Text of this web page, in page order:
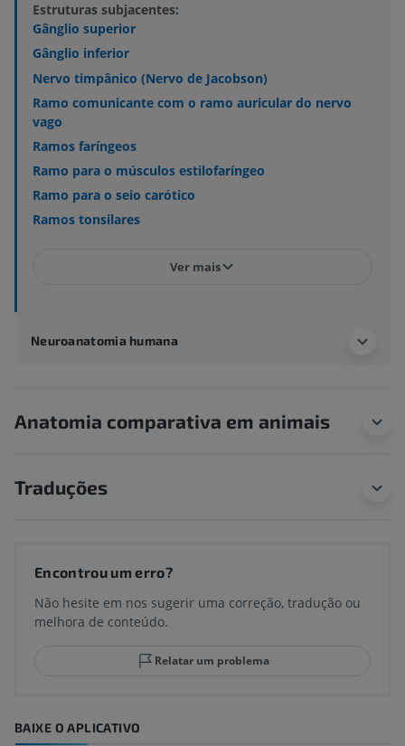
Estruturas subjacentes:
Gânglio superior
Gânglio inferior
Nervo timpânico (Nervo de Jacobson)
Ramo comunicante com o ramo auricular do nervo
vago
Ramos faríngeos
Ramo para o músculos estilofaríngeo
Ramo para o seio carótico
Ramos tonsilares
Ver mais
Neuroanatomia humana
Anatomia comparativa em animais
Traduções
Encontrou um erro?
Não hesite em nos sugerir uma correção, tradução ou
melhora de conteúdo.
Relatar um problema
BAIXE O APLICATIVO